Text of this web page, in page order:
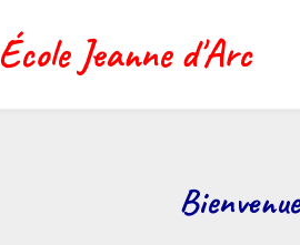
École Jeanne d'Arc